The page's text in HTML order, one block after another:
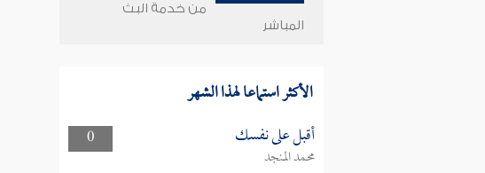
من خدمة البث
المباشر
الأكثر استماعا لهذا الشهر
0 أقبل على نفسك
محمد المنجد